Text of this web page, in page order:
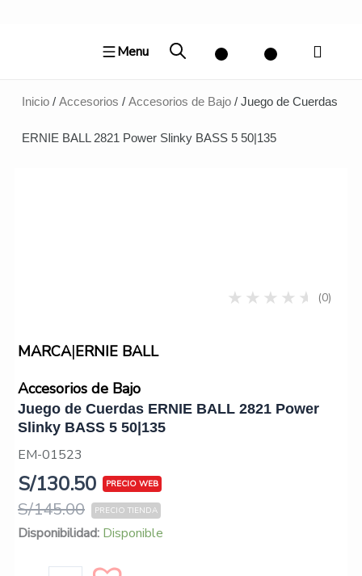
Menu
Inicio/ Accesorios / Accesorios de Bajo/ Juego de Cuerdas
ERNIE BALL 2821 Power Slinky BASS 5 50|135
(0)
MARCA|ERNIE BALL
Accesorios de Bajo
Juego de Cuerdas ERNIE BALL 2821 Power
Slinky BASS 5 50|135
EM-01523
S/145.00
S/130.50
Disponibilidad: Disponible
Juego